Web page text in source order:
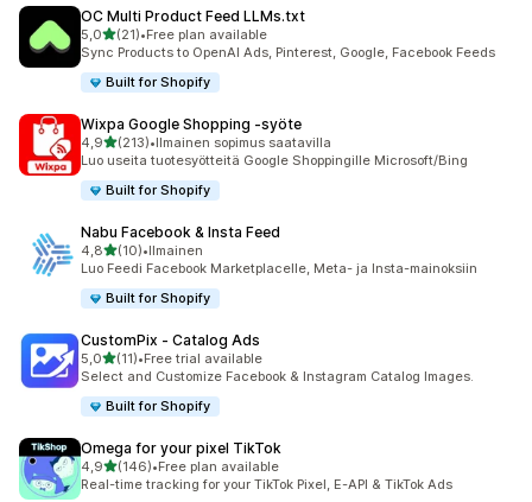
OC Multi Product Feed LLMs.txt
5,0/ 5 tähteä
(21)
21 arvostelua yhteensä
•Free plan available
Sync Products to OpenAI Ads, Pinterest, Google, Facebook Feeds
Built for Shopify
Wixpa Google Shopping ‑syöte
4,9/ 5 tähteä
(213)
213 arvostelua yhteensä
•Ilmainen sopimus saatavilla
Luo useita tuotesyötteitä Google Shoppingille Microsoft/Bing
Built for Shopify
Nabu Facebook & Insta Feed
4,8/ 5 tähteä
(10)
10 arvostelua yhteensä
•Ilmainen
Luo Feedi Facebook Marketplacelle, Meta- ja Insta-mainoksiin
Built for Shopify
CustomPix ‑ Catalog Ads
5,0/ 5 tähteä
(11)
11 arvostelua yhteensä
•Free trial available
Select and Customize Facebook & Instagram Catalog Images.
Built for Shopify
Omega for your pixel TikTok
4,9/ 5 tähteä
(146)
146 arvostelua yhteensä
•Free plan available
Real-time tracking for your TikTok Pixel, E-API & TikTok Ads